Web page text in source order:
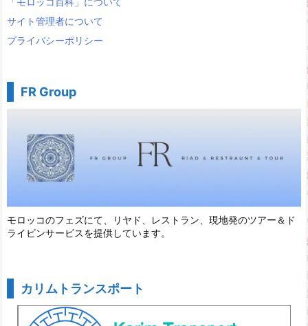
サイト管理者について
プライバシーポリシー
FR Group
モロッコのフェズにて、リヤド、レストラン、現地発のツアー＆ド
ライビンサービスを提供しています。
カリムトランスポート